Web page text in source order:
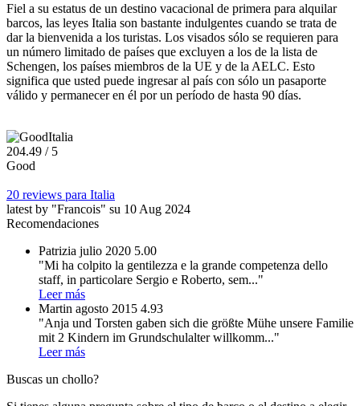
Fiel a su estatus de un destino vacacional de primera para alquilar
barcos, las leyes Italia son bastante indulgentes cuando se trata de
dar la bienvenida a los turistas. Los visados sólo se requieren para
un número limitado de países que excluyen a los de la lista de
Schengen, los países miembros de la UE y de la AELC. Esto
significa que usted puede ingresar al país con sólo un pasaporte
válido y permanecer en él por un período de hasta 90 días.
Italia
204.49 / 5
Good
20 reviews para Italia
latest by "Francois" su 10 Aug 2024
Recomendaciones
Patrizia julio 2020 5.00
"Mi ha colpito la gentilezza e la grande competenza dello
staff, in particolare Sergio e Roberto, sem..."
Leer más
Martin agosto 2015 4.93
"Anja und Torsten gaben sich die größte Mühe unsere Familie
mit 2 Kindern im Grundschulalter willkomm..."
Leer más
Buscas un chollo?